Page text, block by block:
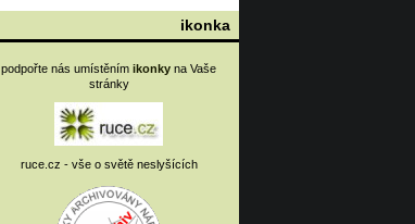
ikonka
podpořte nás umístěním ikonky na Vaše
stránky
ruce.cz - vše o světě neslyšících